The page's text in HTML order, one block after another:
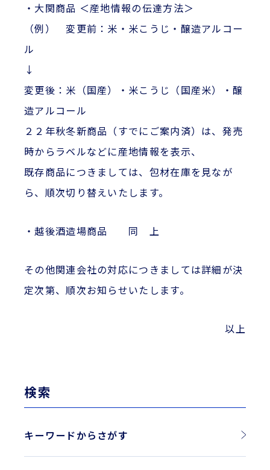
検索
キーワードからさがす
・大関商品 ＜産地情報の伝達方法＞
（例） 変更前：米・米こうじ・醸造アルコー
ル
↓
変更後：米（国産）・米こうじ（国産米）・醸
造アルコール
２２年秋冬新商品（すでにご案内済）は、発売
時からラベルなどに産地情報を表示、
既存商品につきましては、包材在庫を見なが
ら、順次切り替えいたします。
・越後酒造場商品 同 上
その他関連会社の対応につきましては詳細が決
定次第、順次お知らせいたします。
以上